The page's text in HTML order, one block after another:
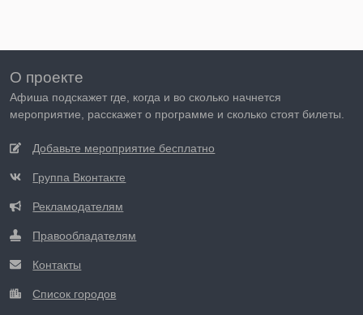
О проекте
Афиша подскажет где, когда и во сколько начнется
мероприятие, расскажет о программе и сколько стоят билеты.
Добавьте мероприятие бесплатно
Группа Вконтакте
Рекламодателям
Правообладателям
Контакты
Список городов